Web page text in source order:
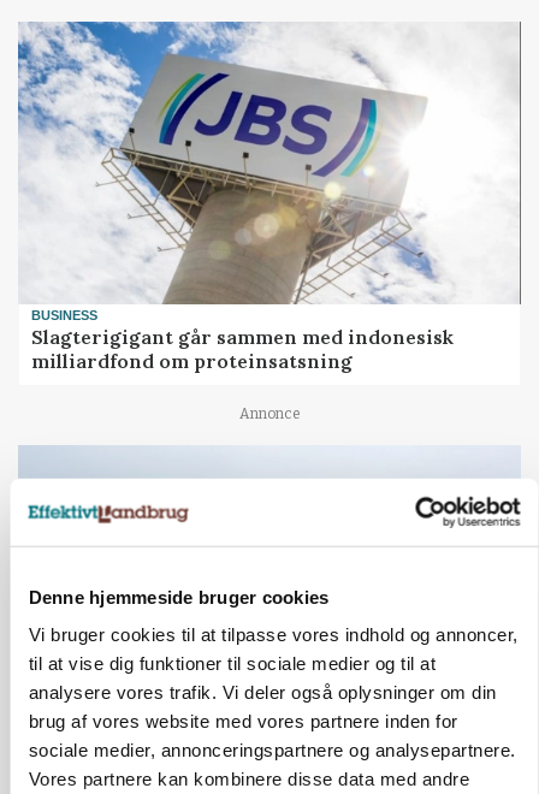
Denne hjemmeside bruger cookies
Vi bruger cookies til at tilpasse vores indhold og annoncer,
til at vise dig funktioner til sociale medier og til at
analysere vores trafik. Vi deler også oplysninger om din
brug af vores website med vores partnere inden for
sociale medier, annonceringspartnere og analysepartnere.
Vores partnere kan kombinere disse data med andre
BUSINESS
Slagterigigant går sammen med indonesisk
milliardfond om proteinsatsning
Annonce
Hvedeprisen sprang næsten 6 procent